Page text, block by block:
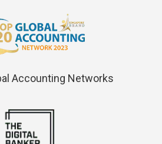
Accounting Networks